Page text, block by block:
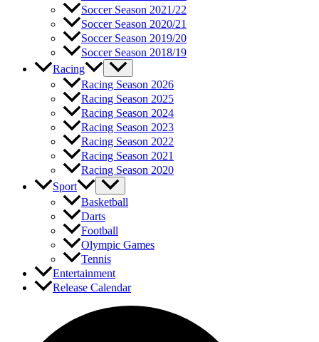
Soccer Season 2021/22
Soccer Season 2020/21
Soccer Season 2019/20
Soccer Season 2018/19
Racing
Racing Season 2026
Racing Season 2025
Racing Season 2024
Racing Season 2023
Racing Season 2022
Racing Season 2021
Racing Season 2020
Sport
Basketball
Darts
Football
Olympic Games
Tennis
Entertainment
Release Calendar